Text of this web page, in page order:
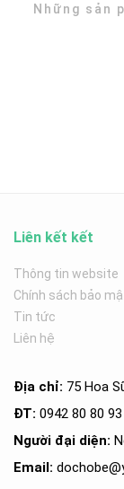
Những sản
Liên kết kết
Thông tin website
Chính sách bảo
Tin tức
Liên hệ
Địa chỉ: 75 Hoa
ĐT: 0942 80 80 93
Người đại diện:
Email: dochobe